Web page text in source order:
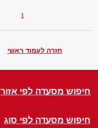
1
חזרה לעמוד ראשי
חיפוש מסעדה לפי אזור
חיפוש מסעדה לפי סוג